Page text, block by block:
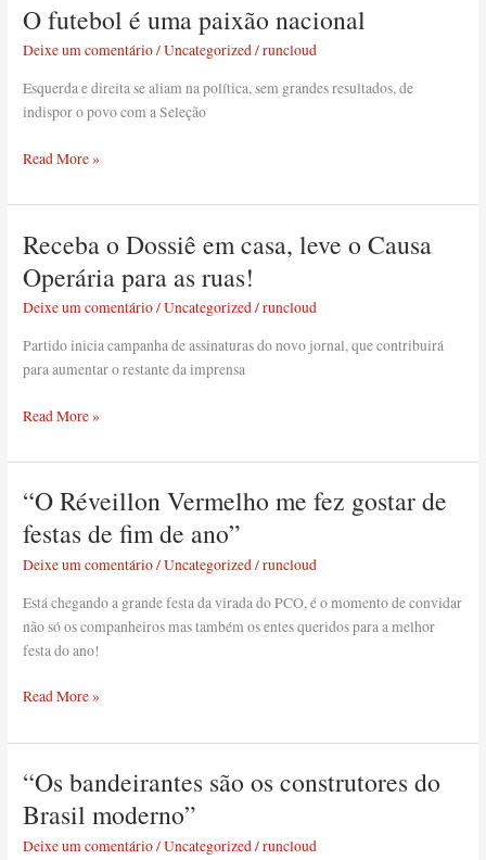
O futebol é uma paixão nacional
Deixe um comentário/Uncategorized/runcloud
Esquerda e direita se aliam na política, sem grandes resultados, de
indispor o povo com a Seleção
O
é
uma
paixão
Read More »
Receba o Dossiê em casa, leve o Causa
Operária para as ruas!
Deixe um comentário/Uncategorized/runcloud
Partido inicia campanha de assinaturas do novo jornal, que contribuirá
para aumentar o restante da imprensa
Receba
Dossiê
em
o
ruas!
Read More »
“O Réveillon Vermelho me fez gostar de
festas de fim de ano”
Deixe um comentário/Uncategorized/runcloud
Está chegando a grande festa da virada do PCO, é o momento de convidar
não só os companheiros mas também os entes queridos para a melhor
festa do ano!
“O
Vermelho
me
Read More »
“Os bandeirantes são os construtores do
Brasil moderno”
Deixe um comentário/Uncategorized/runcloud
“Os
são
os